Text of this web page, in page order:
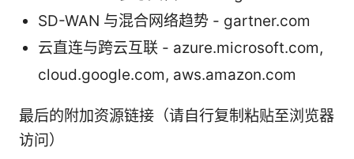
SD-WAN 与混合网络趋势 - gartner.com
云直连与跨云互联 - azure.microsoft.com,
cloud.google.com, aws.amazon.com
最后的附加资源链接（请自行复制粘贴至浏览器
访问）